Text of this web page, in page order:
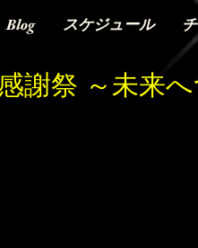
Blog スケジュール
謝祭 ～未来